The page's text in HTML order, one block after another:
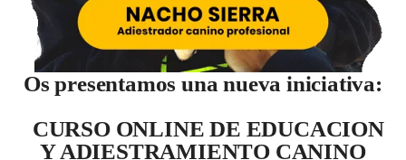
Os presentamos una nueva iniciativa:
CURSO ONLINE DE EDUCACION
Y ADIESTRAMIENTO CANINO